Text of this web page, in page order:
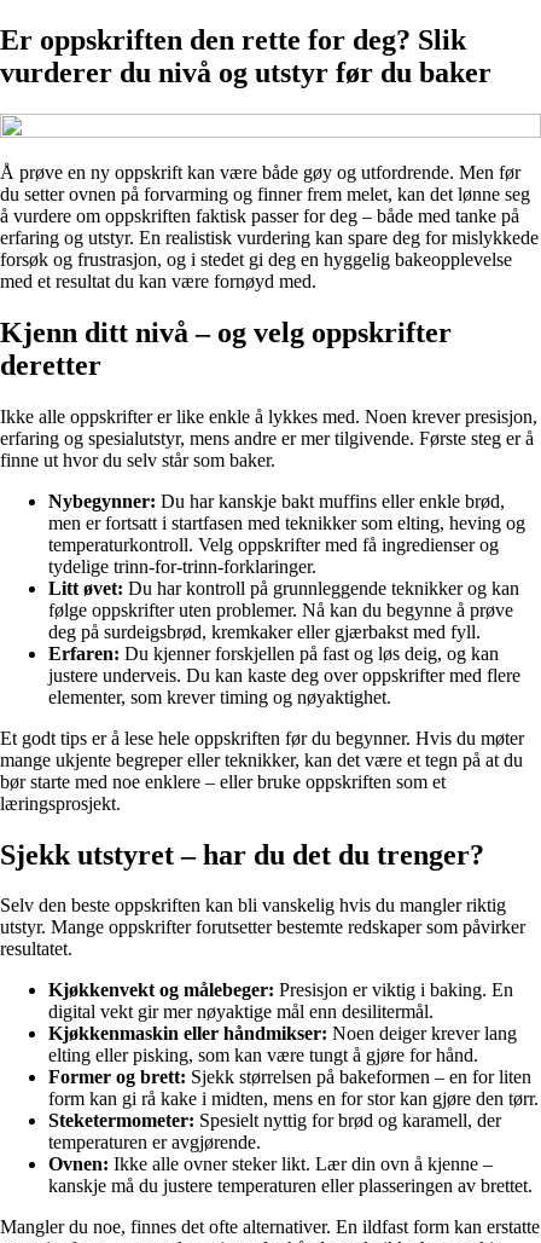
Er oppskriften den rette for deg? Slik
vurderer du nivå og utstyr før du baker
Å prøve en ny oppskrift kan være både gøy og utfordrende. Men før
du setter ovnen på forvarming og finner frem melet, kan det lønne seg
å vurdere om oppskriften faktisk passer for deg – både med tanke på
erfaring og utstyr. En realistisk vurdering kan spare deg for mislykkede
forsøk og frustrasjon, og i stedet gi deg en hyggelig bakeopplevelse
med et resultat du kan være fornøyd med.
Kjenn ditt nivå – og velg oppskrifter
deretter
Ikke alle oppskrifter er like enkle å lykkes med. Noen krever presisjon,
erfaring og spesialutstyr, mens andre er mer tilgivende. Første steg er å
finne ut hvor du selv står som baker.
Nybegynner: Du har kanskje bakt muffins eller enkle brød,
men er fortsatt i startfasen med teknikker som elting, heving og
temperaturkontroll. Velg oppskrifter med få ingredienser og
tydelige trinn-for-trinn-forklaringer.
Litt øvet: Du har kontroll på grunnleggende teknikker og kan
følge oppskrifter uten problemer. Nå kan du begynne å prøve
deg på surdeigsbrød, kremkaker eller gjærbakst med fyll.
Erfaren: Du kjenner forskjellen på fast og løs deig, og kan
justere underveis. Du kan kaste deg over oppskrifter med flere
elementer, som krever timing og nøyaktighet.
Et godt tips er å lese hele oppskriften før du begynner. Hvis du møter
mange ukjente begreper eller teknikker, kan det være et tegn på at du
bør starte med noe enklere – eller bruke oppskriften som et
læringsprosjekt.
Sjekk utstyret – har du det du trenger?
Selv den beste oppskriften kan bli vanskelig hvis du mangler riktig
utstyr. Mange oppskrifter forutsetter bestemte redskaper som påvirker
resultatet.
Kjøkkenvekt og målebeger: Presisjon er viktig i baking. En
digital vekt gir mer nøyaktige mål enn desilitermål.
Kjøkkenmaskin eller håndmikser: Noen deiger krever lang
elting eller pisking, som kan være tungt å gjøre for hånd.
Former og brett: Sjekk størrelsen på bakeformen – en for liten
form kan gi rå kake i midten, mens en for stor kan gjøre den tørr.
Steketermometer: Spesielt nyttig for brød og karamell, der
temperaturen er avgjørende.
Ovnen: Ikke alle ovner steker likt. Lær din ovn å kjenne –
kanskje må du justere temperaturen eller plasseringen av brettet.
Mangler du noe, finnes det ofte alternativer. En ildfast form kan erstatte